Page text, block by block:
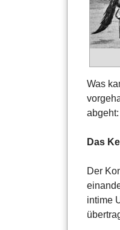
Was
Das
Der
intime